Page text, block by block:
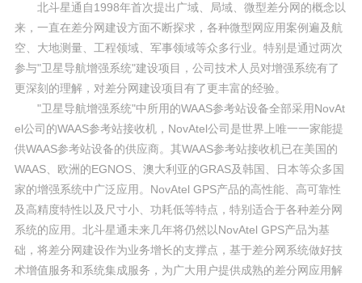
北斗星通自1998年首次提出广域、局域、微型差分网的概念以
来，一直在差分网建设方面不断探求，各种微型网应用案例遍及航
空、大地测量、工程领域、军事领域等众多行业。特别是通过两次
参与"卫星导航增强系统"建设项目，公司技术人员对增强系统有了
更深刻的理解，对差分网建设项目有了更丰富的经验。
"卫星导航增强系统"中所用的WAAS参考站设备全部采用NovAt
el公司的WAAS参考站接收机，NovAtel公司是世界上唯一一家能提
供WAAS参考站设备的供应商。其WAAS参考站接收机已在美国的
WAAS、欧洲的EGNOS、澳大利亚的GRAS及韩国、日本等众多国
家的增强系统中广泛应用。NovAtel GPS产品的高性能、高可靠性
及高精度特性以及尺寸小、功耗低等特点，特别适合于各种差分网
系统的应用。北斗星通未来几年将仍然以NovAtel GPS产品为基
础，将差分网建设作为业务增长的支撑点，基于差分网系统做好技
术增值服务和系统集成服务，为广大用户提供成熟的差分网应用解